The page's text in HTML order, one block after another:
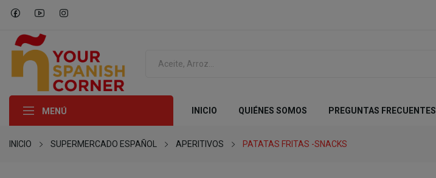
MENÚ INICIO QUIÉNES SOMOS PREGUNTAS FRECUENTES
INICIO SUPERMERCADO ESPAÑOL APERITIVOS PATATAS FRITAS -SNACKS